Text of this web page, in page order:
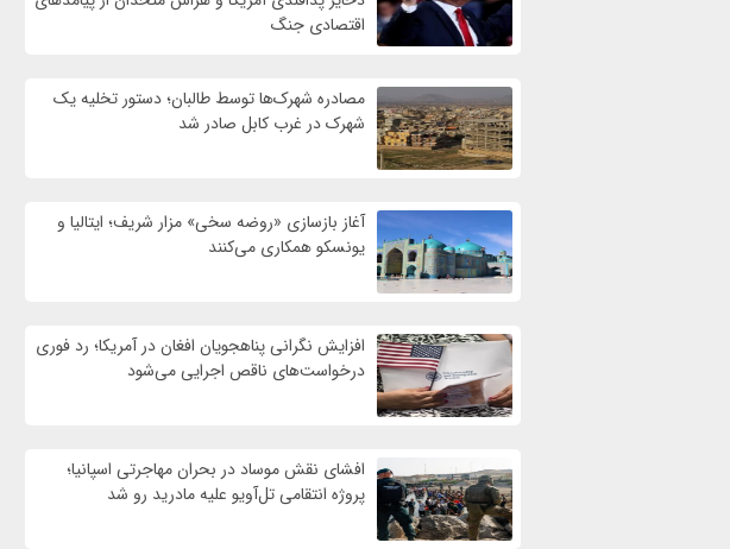
اقتصادی جنگ
مصادره شهرک‌ها توسط طالبان؛ دستور تخلیه یک
شهرک در غرب کابل صادر شد
آغاز بازسازی «روضه سخی» مزار شریف؛ ایتالیا و
یونسکو همکاری می‌کنند
افزایش نگرانی پناهجویان افغان در آمریکا؛ رد فوری
درخواست‌های ناقص اجرایی می‌شود
افشای نقش موساد در بحران مهاجرتی اسپانیا؛
پروژه انتقامی تل‌آویو علیه مادرید رو شد